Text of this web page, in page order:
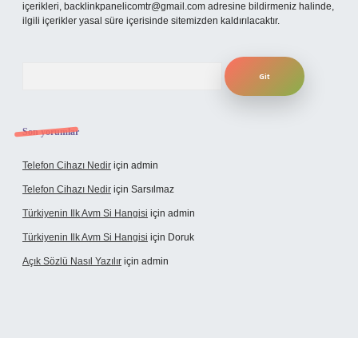
içerikleri, backlinkpanelicomtr@gmail.com adresine bildirmeniz halinde,
ilgili içerikler yasal süre içerisinde sitemizden kaldırılacaktır.
Son yorumlar
Telefon Cihazı Nedir için admin
Telefon Cihazı Nedir için Sarsılmaz
Türkiyenin Ilk Avm Si Hangisi için admin
Türkiyenin Ilk Avm Si Hangisi için Doruk
Açık Sözlü Nasıl Yazılır için admin